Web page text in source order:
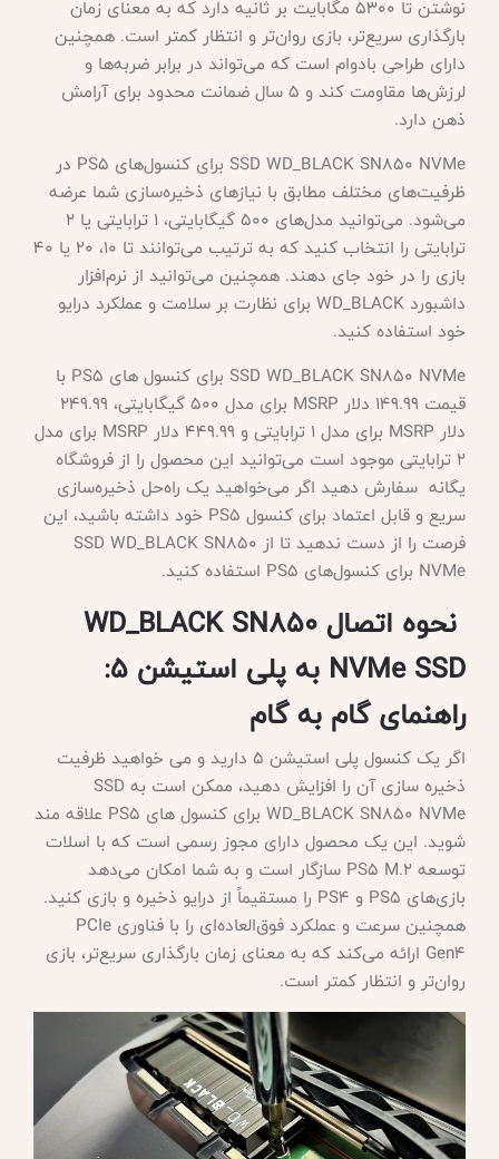
نوشتن تا 5300 مگابایت بر ثانیه دارد که به معنای زمان
بارگذاری سریع‌تر، بازی روان‌تر و انتظار کمتر است. همچنین
دارای طراحی بادوام است که می‌تواند در برابر ضربه‌ها و
لرزش‌ها مقاومت کند و 5 سال ضمانت محدود برای آرامش
ذهن دارد.
SSD WD_BLACK SN850 NVMe برای کنسول‌های PS5 در
ظرفیت‌های مختلف مطابق با نیازهای ذخیره‌سازی شما عرضه
می‌شود. می‌توانید مدل‌های 500 گیگابایتی، 1 ترابایتی یا 2
ترابایتی را انتخاب کنید که به ترتیب می‌توانند تا 10، 20 یا 40
بازی را در خود جای دهند. همچنین می‌توانید از نرم‌افزار
داشبورد WD_BLACK برای نظارت بر سلامت و عملکرد درایو
خود استفاده کنید.
SSD WD_BLACK SN850 NVMe برای کنسول های PS5 با
قیمت 149.99 دلار MSRP برای مدل 500 گیگابایتی، 249.99
دلار MSRP برای مدل 1 ترابایتی و 449.99 دلار MSRP برای مدل
2 ترابایتی موجود است می‌توانید این محصول را از فروشگاه
یگانه سفارش دهید اگر می‌خواهید یک راه‌حل ذخیره‌سازی
سریع و قابل اعتماد برای کنسول PS5 خود داشته باشید، این
فرصت را از دست ندهید تا از SSD WD_BLACK SN850
NVMe برای کنسول‌های PS5 استفاده کنید.
نحوه اتصال WD_BLACK SN850
NVMe SSD به پلی استیشن 5:
راهنمای گام به گام
اگر یک کنسول پلی استیشن 5 دارید و می خواهید ظرفیت
ذخیره سازی آن را افزایش دهید، ممکن است به SSD
WD_BLACK SN850 NVMe برای کنسول های PS5 علاقه مند
شوید. این یک محصول دارای مجوز رسمی است که با اسلات
توسعه PS5 M.2 سازگار است و به شما امکان می‌دهد
بازی‌های PS5 و PS4 را مستقیماً از درایو ذخیره و بازی کنید.
همچنین سرعت و عملکرد فوق‌العاده‌ای را با فناوری PCIe
Gen4 ارائه می‌کند که به معنای زمان بارگذاری سریع‌تر، بازی
روان‌تر و انتظار کمتر است.